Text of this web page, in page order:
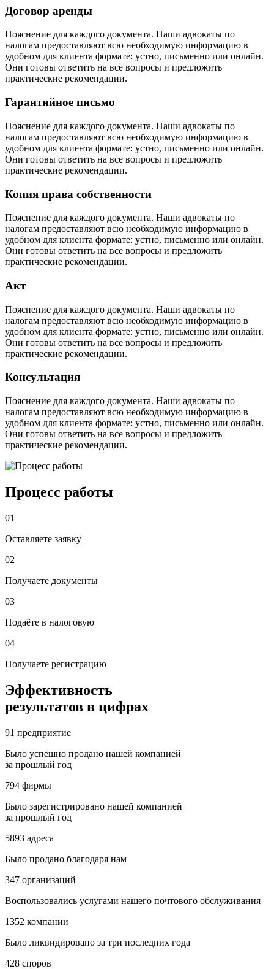
Договор аренды
Пояснение для каждого документа. Наши адвокаты по
налогам предоставляют всю необходимую информацию в
удобном для клиента формате: устно, письменно или онлайн.
Они готовы ответить на все вопросы и предложить
практические рекомендации.
Гарантийное письмо
Пояснение для каждого документа. Наши адвокаты по
налогам предоставляют всю необходимую информацию в
удобном для клиента формате: устно, письменно или онлайн.
Они готовы ответить на все вопросы и предложить
практические рекомендации.
Копия права собственности
Пояснение для каждого документа. Наши адвокаты по
налогам предоставляют всю необходимую информацию в
удобном для клиента формате: устно, письменно или онлайн.
Они готовы ответить на все вопросы и предложить
практические рекомендации.
Акт
Пояснение для каждого документа. Наши адвокаты по
налогам предоставляют всю необходимую информацию в
удобном для клиента формате: устно, письменно или онлайн.
Они готовы ответить на все вопросы и предложить
практические рекомендации.
Консультация
Пояснение для каждого документа. Наши адвокаты по
налогам предоставляют всю необходимую информацию в
удобном для клиента формате: устно, письменно или онлайн.
Они готовы ответить на все вопросы и предложить
практические рекомендации.
Процесс работы
01
Оставляете заявку
02
Получаете документы
03
Подаёте в налоговую
04
Получаете регистрацию
Эффективность
результатов в цифрах
91 предприятие
Было успешно продано нашей компанией
за прошлый год
794 фирмы
Было зарегистрировано нашей компанией
за прошлый год
5893 адреса
Было продано благодаря нам
347 организаций
Воспользовались услугами нашего почтового обслуживания
1352 компании
Было ликвидировано за три последних года
428 споров